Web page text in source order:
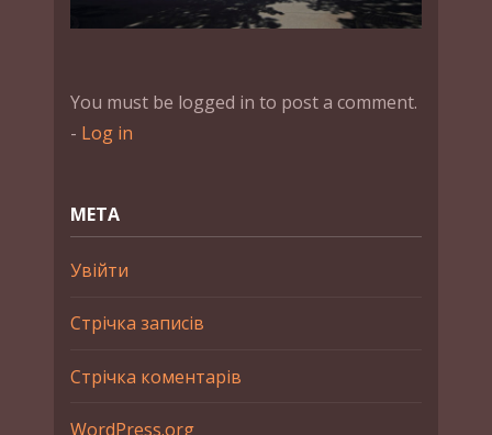
You must be logged in to post a comment.
- Log in
МЕТА
Увійти
Стрічка записів
Стрічка коментарів
WordPress.org